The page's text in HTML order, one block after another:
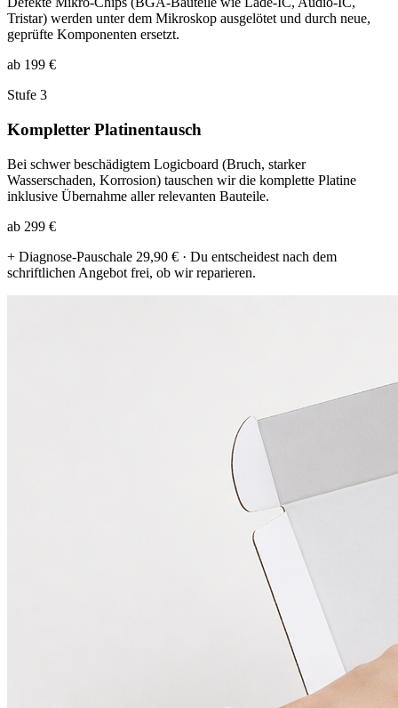
Tristar) werden unter dem Mikroskop ausgelötet und durch neue,
geprüfte Komponenten ersetzt.
ab 199 €
Stufe 3
Kompletter Platinentausch
Bei schwer beschädigtem Logicboard (Bruch, starker
Wasserschaden, Korrosion) tauschen wir die komplette Platine
inklusive Übernahme aller relevanten Bauteile.
ab 299 €
+ Diagnose-Pauschale 29,90 € · Du entscheidest nach dem
schriftlichen Angebot frei, ob wir reparieren.